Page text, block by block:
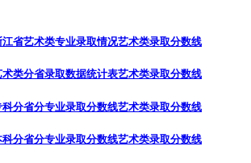
省艺术类专业录取情况艺术类录取分数线
类分省录取数据统计表艺术类录取分数线
分省分专业录取分数线艺术类录取分数线
分省分专业录取分数线艺术类录取分数线